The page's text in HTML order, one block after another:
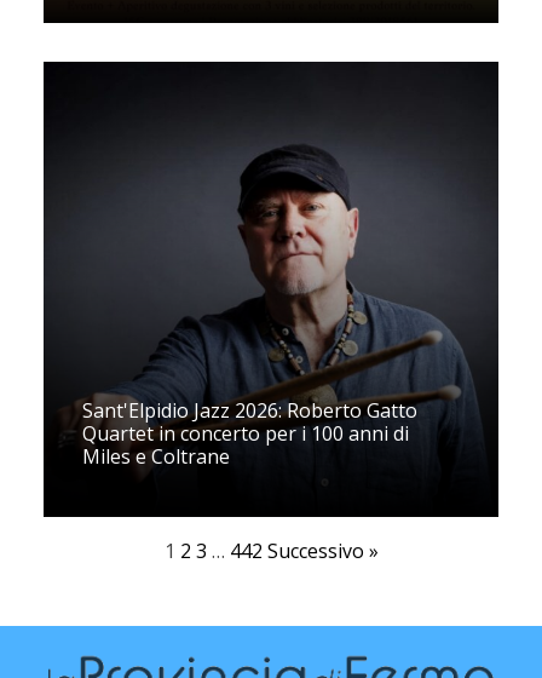
Sant'Elpidio Jazz 2026: Roberto Gatto
Quartet in concerto per i 100 anni di
Miles e Coltrane
1 2 3 … 442 Successivo »